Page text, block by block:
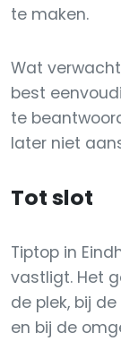
te maken.
Wat
best
te
later niet
Tot slot
Tiptop in
vastligt. Het
de plek, bij
en bij de